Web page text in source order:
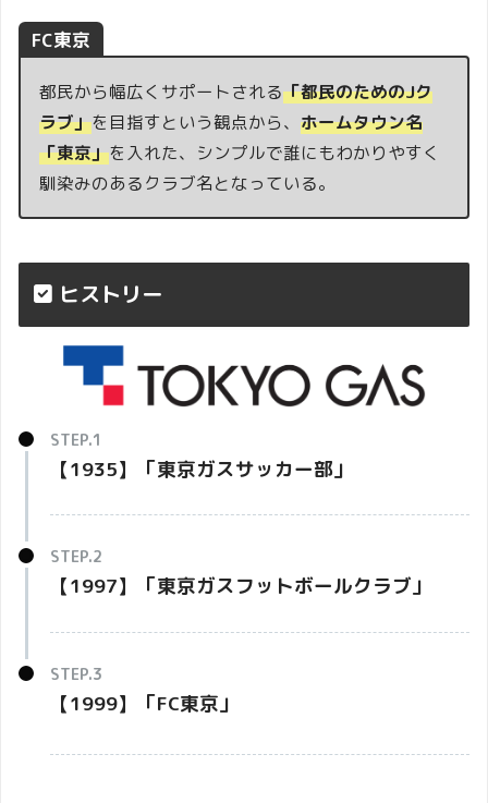
FC東京
都民から幅広くサポートされる「都民のためのJク
ラブ」を目指すという観点から、ホームタウン名
「東京」を入れた、シンプルで誰にもわかりやすく
馴染みのあるクラブ名となっている。
ヒストリー
【1935】「東京ガスサッカー部」
【1997】「東京ガスフットボールクラブ」
【1999】「FC東京」